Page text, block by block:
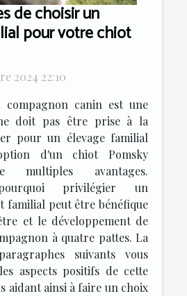
de choisir un
pour votre chiot
2024 22:10
canin est une
doit pas être prise à la
pour un élevage familial
d'un chiot Pomsky
multiples avantages.
privilégier un
familial peut être bénéfique
et le développement de
à quatre pattes. La
suivants vous
aspects positifs de cette
aidant ainsi à faire un choix